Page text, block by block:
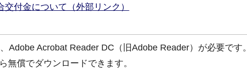
付金について（外部リンク）
Adobe Acrobat Reader DC（旧Adobe Reader）が必要です。
無償でダウンロードできます。